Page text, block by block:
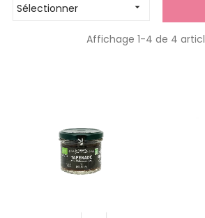
Sélectionner 
Affichage 1-4 de 4